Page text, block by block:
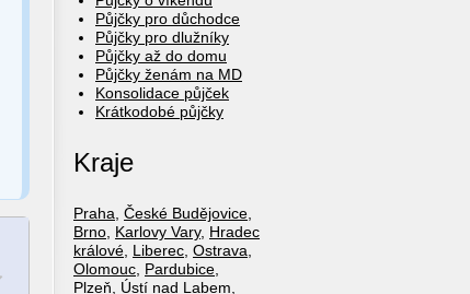
Půjčky pro důchodce
Půjčky pro dlužníky
Půjčky až do domu
Půjčky ženám na MD
Konsolidace půjček
Krátkodobé půjčky
Kraje
Praha, České Budějovice,
Brno, Karlovy Vary, Hradec
králové, Liberec, Ostrava,
Olomouc, Pardubice,
Plzeň, Ústí nad Labem,